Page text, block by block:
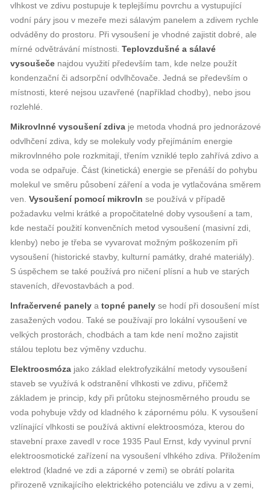
vlhkost ve zdivu postupuje k teplejšímu povrchu a vystupující
vodní páry jsou v mezeře mezi sálavým panelem a zdivem rychle
odváděny do prostoru. Při vysoušení je vhodné zajistit dobré, ale
mírné odvětrávání místnosti. Teplovzdušné a sálavé
vysoušeče najdou využití především tam, kde nelze použít
kondenzační či adsorpční odvlhčovače. Jedná se především o
místnosti, které nejsou uzavřené (například chodby), nebo jsou
rozlehlé.
Mikrovlnné vysoušení zdiva je metoda vhodná pro jednorázové
odvlhčení zdiva, kdy se molekuly vody přejímáním energie
mikrovlnného pole rozkmitají, třením vzniklé teplo zahřívá zdivo a
voda se odpařuje. Část (kinetická) energie se přenáší do pohybu
molekul ve směru působení záření a voda je vytlačována směrem
ven. Vysoušení pomocí mikrovln se používá v případě
požadavku velmi krátké a propočitatelné doby vysoušení a tam,
kde nestačí použití konvenčních metod vysoušení (masivní zdi,
klenby) nebo je třeba se vyvarovat možným poškozením při
vysoušení (historické stavby, kulturní památky, drahé materiály).
S úspěchem se také používá pro ničení plísní a hub ve starých
staveních, dřevostavbách a pod.
Infračervené panely a topné panely se hodí při dosoušení míst
zasažených vodou. Také se používají pro lokální vysoušení ve
velkých prostorách, chodbách a tam kde není možno zajistit
stálou teplotu bez výměny vzduchu.
Elektroosmóza jako základ elektrofyzikální metody vysoušení
staveb se využívá k odstranění vlhkosti ve zdivu, přičemž
základem je princip, kdy při průtoku stejnosměrného proudu se
voda pohybuje vždy od kladného k zápornému pólu. K vysoušení
vzlínající vlhkosti se používá aktivní elektroosmóza, kterou do
stavební praxe zavedl v roce 1935 Paul Ernst, kdy vyvinul první
elektroosmotické zařízení na vysoušení vlhkého zdiva. Přiložením
elektrod (kladné ve zdi a záporné v zemi) se obrátí polarita
přirozeně vznikajícího elektrického potenciálu ve zdivu a v zemi,